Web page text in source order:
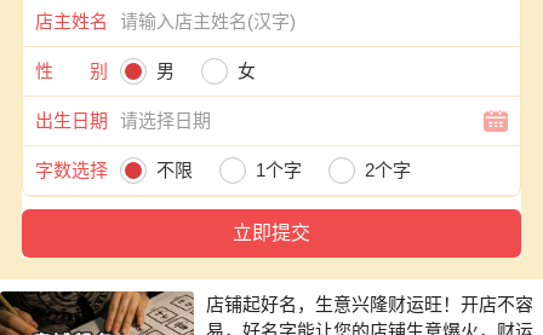
店主姓名
性 别 男 女
出生日期
字数选择 不限 1个字 2个字
店铺起好名，生意兴隆财运旺！开店不容